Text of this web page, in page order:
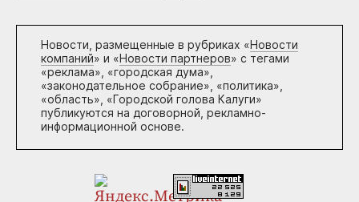
Новости, размещенные в рубриках «Новости
компаний» и «Новости партнеров» с тегами
«реклама», «городская дума»,
«законодательное собрание», «политика»,
«область», «Городской голова Калуги»
публикуются на договорной, рекламно-
информационной основе.